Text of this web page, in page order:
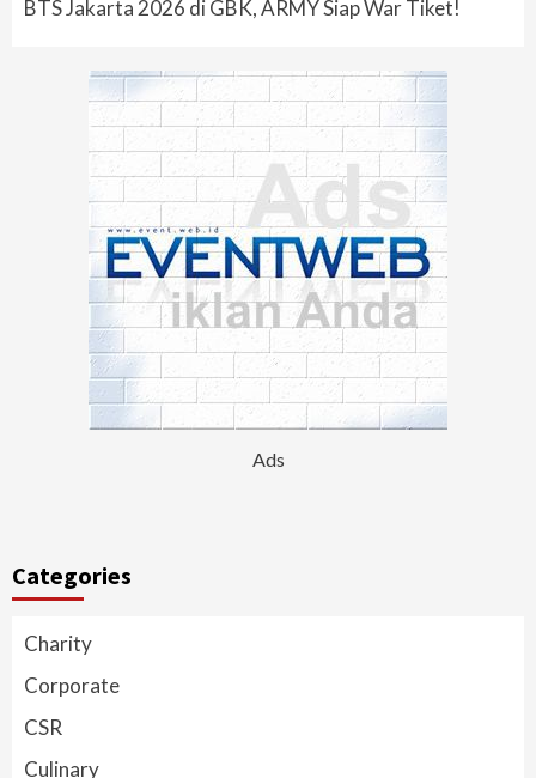
BTS Jakarta 2026 di GBK, ARMY Siap War Tiket!
Ads
Categories
Charity
Corporate
CSR
Culinary